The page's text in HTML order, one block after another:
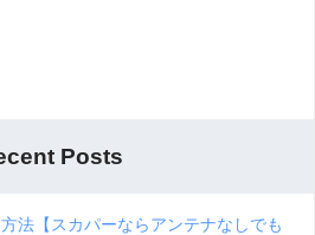
Posts
法【スカパーならアンテナなしでも